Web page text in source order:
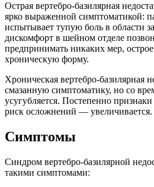
Острая вертебро-базилярная
ярко выраженной симптоматикой:
испытывает тупую боль в области
дискомфорт в шейном отделе
предпринимать никаких мер,
хроническую форму.
Хроническая вертебро-базилярная
смазанную симптоматику, но со
усугубляется. Постепенно
риск осложнений — увеличивается.
Симптомы
Синдром вертебро-базилярной
такими симптомами: